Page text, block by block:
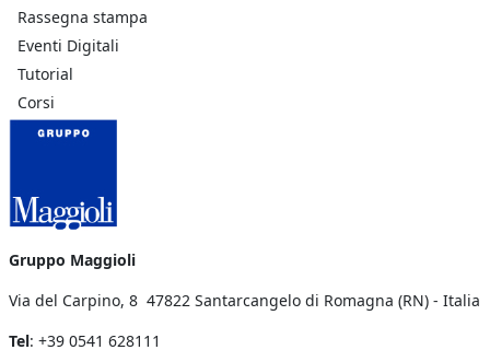
Rassegna stampa
Eventi Digitali
Tutorial
Corsi
Gruppo Maggioli
Via del Carpino, 8 47822 Santarcangelo di Romagna (RN) - Italia
Tel: +39 0541 628111